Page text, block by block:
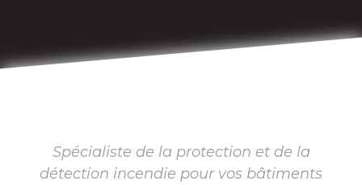
Spécialiste de la protection et de la
détection incendie pour vos bâtiments